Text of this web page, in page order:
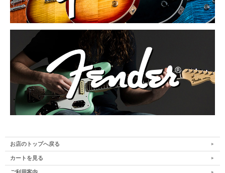
お店のトップへ戻る
カートを見る